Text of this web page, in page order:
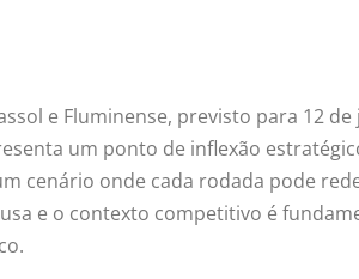
e Fluminense, previsto para 12 de
um ponto de inflexão
cenário onde cada rodada pode
e o contexto competitivo é